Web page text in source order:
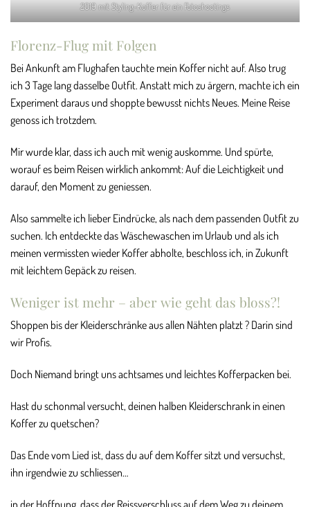
2019 mit Styling-Koffer für ein Fotoshootings
Florenz-Flug mit Folgen
Bei Ankunft am Flughafen tauchte mein Koffer nicht auf. Also trug
ich 3 Tage lang dasselbe Outfit. Anstatt mich zu ärgern, machte ich ein
Experiment daraus und shoppte bewusst nichts Neues. Meine Reise
genoss ich trotzdem.
Mir wurde klar, dass ich auch mit wenig auskomme. Und spürte,
worauf es beim Reisen wirklich ankommt: Auf die Leichtigkeit und
darauf, den Moment zu geniessen.
Also sammelte ich lieber Eindrücke, als nach dem passenden Outfit zu
suchen. Ich entdeckte das Wäschewaschen im Urlaub und als ich
meinen vermissten wieder Koffer abholte, beschloss ich, in Zukunft
mit leichtem Gepäck zu reisen.
Weniger ist mehr – aber wie geht das bloss?!
Shoppen bis der Kleiderschränke aus allen Nähten platzt ? Darin sind
wir Profis.
Doch Niemand bringt uns achtsames und leichtes Kofferpacken bei.
Hast du schonmal versucht, deinen halben Kleiderschrank in einen
Koffer zu quetschen?
Das Ende vom Lied ist, dass du auf dem Koffer sitzt und versuchst,
ihn irgendwie zu schliessen…
in der Hoffnung, dass der Reissverschluss auf dem Weg zu deinem